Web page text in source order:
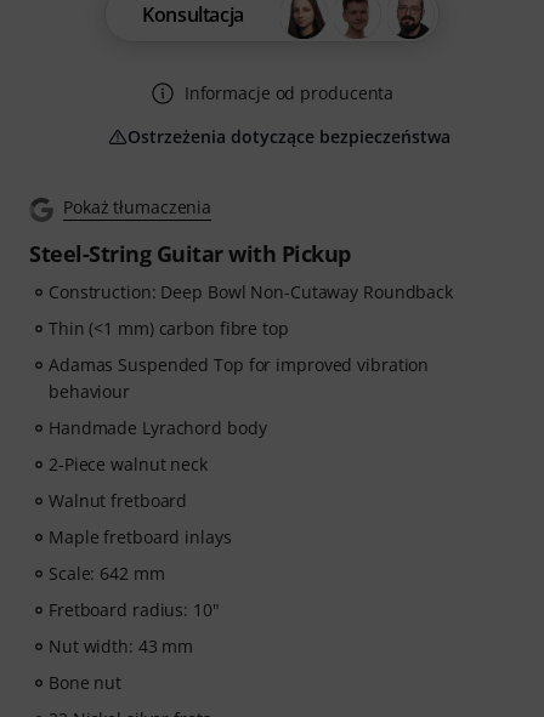
Pokaż tłumaczenia
Steel-String Guitar with Pickup
Construction: Deep Bowl Non-Cutaway Roundback
Thin (<1 mm) carbon fibre top
Adamas Suspended Top for improved vibration
behaviour
Handmade Lyrachord body
2-Piece walnut neck
Walnut fretboard
Maple fretboard inlays
Scale: 642 mm
Fretboard radius: 10"
Nut width: 43 mm
Bone nut
Konsultacja
Informacje od producenta
Ostrzeżenia dotyczące bezpieczeństwa